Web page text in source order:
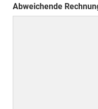
Abweichende